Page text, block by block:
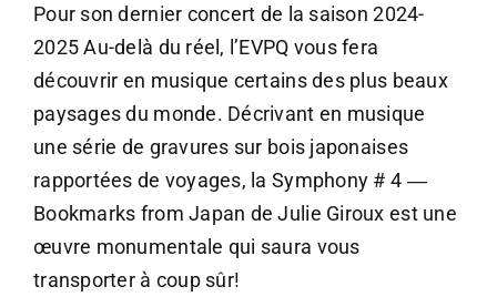
Pour son dernier concert de la saison 2024-
2025 Au-delà du réel, l’EVPQ vous fera
découvrir en musique certains des plus beaux
paysages du monde. Décrivant en musique
une série de gravures sur bois japonaises
rapportées de voyages, la Symphony # 4 ―
Bookmarks from Japan de Julie Giroux est une
œuvre monumentale qui saura vous
transporter à coup sûr!